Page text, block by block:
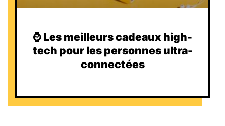
⌚️ Les meilleurs cadeaux high-
tech pour les personnes ultra-
connectées